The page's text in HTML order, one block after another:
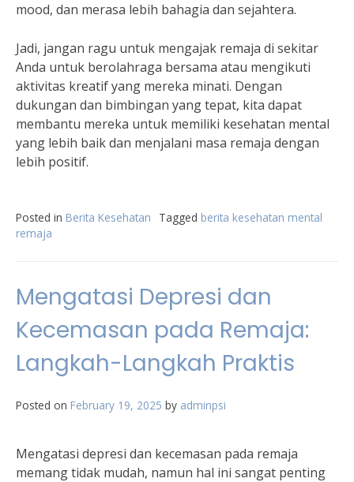
mood, dan merasa lebih bahagia dan sejahtera.
Jadi, jangan ragu untuk mengajak remaja di sekitar
Anda untuk berolahraga bersama atau mengikuti
aktivitas kreatif yang mereka minati. Dengan
dukungan dan bimbingan yang tepat, kita dapat
membantu mereka untuk memiliki kesehatan mental
yang lebih baik dan menjalani masa remaja dengan
lebih positif.
Posted in Berita Kesehatan Tagged berita kesehatan mental
remaja
Mengatasi Depresi dan
Kecemasan pada Remaja:
Langkah-Langkah Praktis
Posted on February 19, 2025 by adminpsi
Mengatasi depresi dan kecemasan pada remaja
memang tidak mudah, namun hal ini sangat penting